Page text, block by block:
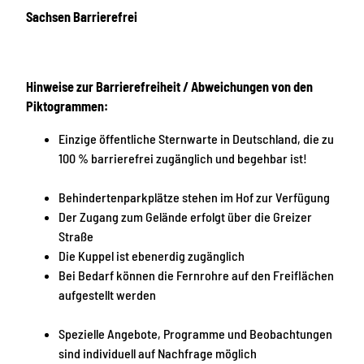
Sachsen Barrierefrei
Hinweise zur Barrierefreiheit / Abweichungen von den
Piktogrammen:
Einzige öffentliche Sternwarte in Deutschland, die zu
100 % barrierefrei zugänglich und begehbar ist!
Behindertenparkplätze stehen im Hof zur Verfügung
Der Zugang zum Gelände erfolgt über die Greizer
Straße
Die Kuppel ist ebenerdig zugänglich
Bei Bedarf können die Fernrohre auf den Freiflächen
aufgestellt werden
Spezielle Angebote, Programme und Beobachtungen
sind individuell auf Nachfrage möglich